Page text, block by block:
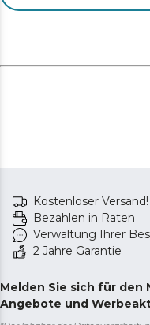
Kostenloser Versand!
Bezahlen in Raten
Verwaltung Ihrer
2 Jahre Garantie
Melden Sie sich für den
Angebote und